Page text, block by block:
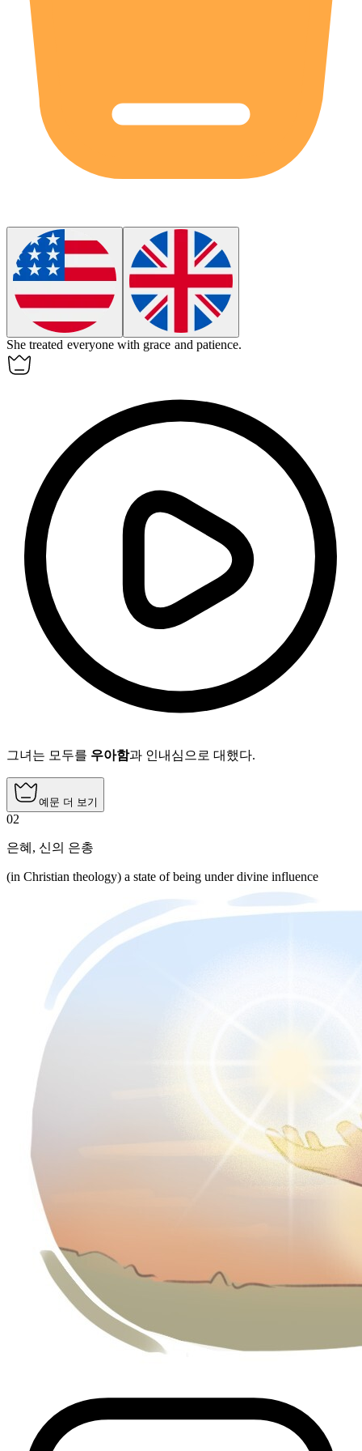
She treated everyone with grace and patience.
그녀는 모두를 우아함과 인내심으로 대했다.
예문 더 보기
02
은혜 , 신의 은총
(in Christian theology) a state of being under divine influence